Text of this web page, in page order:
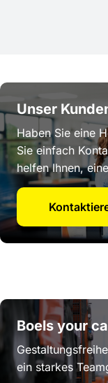
Unser
Haben Sie eine
Sie einfach
helfen Ihnen,
Boels your
ein starkes